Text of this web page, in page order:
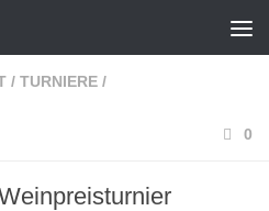
/ TURNIERE /
0